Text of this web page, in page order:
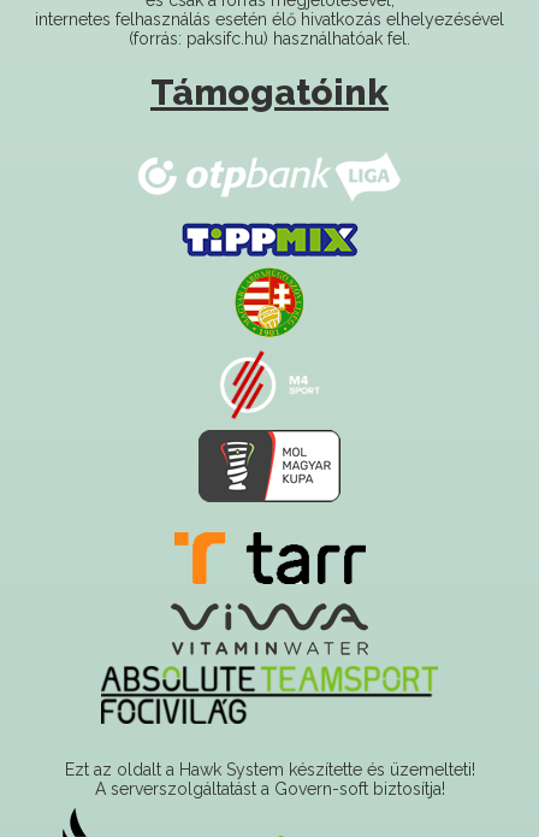
Támogatóink
Ezt az oldalt a Hawk System készítette és üzemelteti!